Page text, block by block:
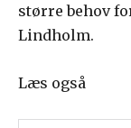
større behov
Lindholm.
Læs også